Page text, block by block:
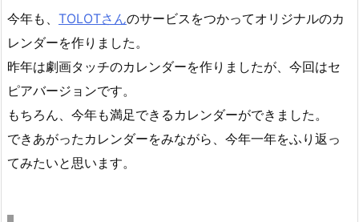
今年も、 TOLOTさんのサービスをつかってオリジナルのカ
レンダーを作りました。
昨年は劇画タッチのカレンダーを作りましたが、今回はセ
ピアバージョンです。
もちろん、今年も満足できるカレンダーができました。
できあがったカレンダーをみながら、今年一年をふり返っ
てみたいと思います。